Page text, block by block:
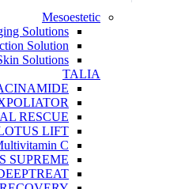
Mesoestetic
Solutions
Solution
Solutions
TALIA
RESCUE
LIFT
C
SUPREME